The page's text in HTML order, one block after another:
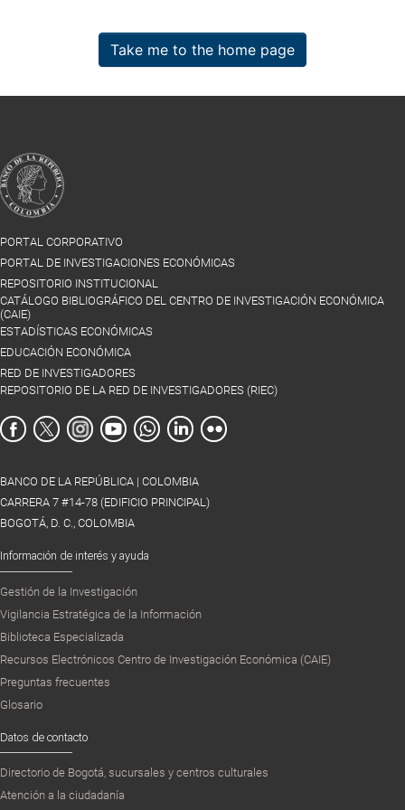
Take me to the home page
PORTAL CORPORATIVO
PORTAL DE INVESTIGACIONES ECONÓMICAS
REPOSITORIO INSTITUCIONAL
CATÁLOGO BIBLIOGRÁFICO DEL CENTRO DE INVESTIGACIÓN ECONÓMICA
(CAIE)
ESTADÍSTICAS ECONÓMICAS
EDUCACIÓN ECONÓMICA
RED DE INVESTIGADORES
REPOSITORIO DE LA RED DE INVESTIGADORES (RIEC)
BANCO DE LA REPÚBLICA | COLOMBIA
CARRERA 7 #14-78 (EDIFICIO PRINCIPAL)
BOGOTÁ, D. C., COLOMBIA
Información de interés y ayuda
Gestión de la Investigación
Vigilancia Estratégica de la Información
Biblioteca Especializada
Recursos Electrónicos Centro de Investigación Económica (CAIE)
Preguntas frecuentes
Glosario
Datos de contacto
Directorio de Bogotá, sucursales y centros culturales
Atención a la ciudadanía